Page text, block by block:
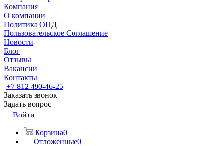
Компания
О компании
Политика ОПД
Пользовательское Соглашение
Новости
Блог
Отзывы
Вакансии
Контакты
+7 812 490-46-25
Заказать звонок
Задать вопрос
Войти
Корзина0
Отложенные0